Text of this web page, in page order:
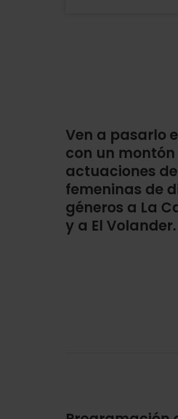
Ven a pasarlo
con un montón
actuaciones
femeninas de
géneros a La
y a El Volander.